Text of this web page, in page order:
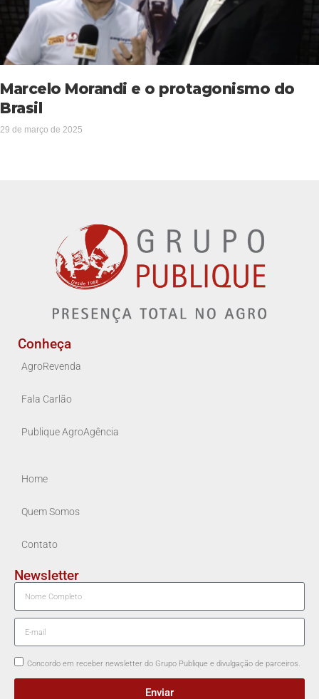
Marcelo Morandi e o protagonismo do
Brasil
29 de março de 2025
Conheça
AgroRevenda
Fala Carlão
Publique AgroAgência
Home
Quem Somos
Contato
Newsletter
Concordo em receber newsletter do Grupo Publique e divulgação de parceiros.
Enviar